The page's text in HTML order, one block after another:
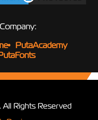
PutaAcademy
. All Rights Reserved